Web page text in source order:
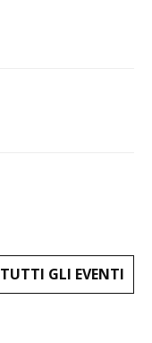
TUTTI GLI EVENTI